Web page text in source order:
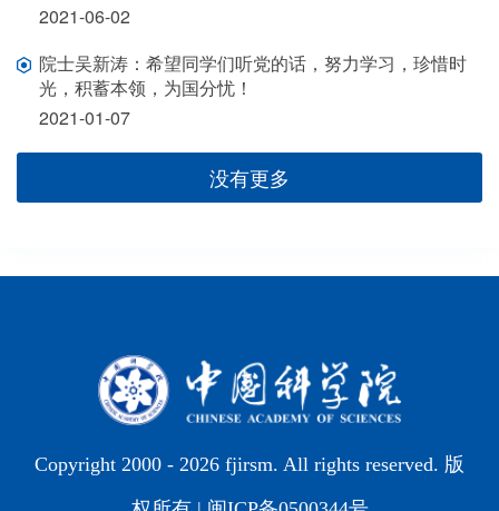
2021-06-02
院士吴新涛：希望同学们听党的话，努力学习，珍惜时
光，积蓄本领，为国分忧！
2021-01-07
没有更多
Copyright 2000 - 2026 fjirsm. All rights reserved. 版